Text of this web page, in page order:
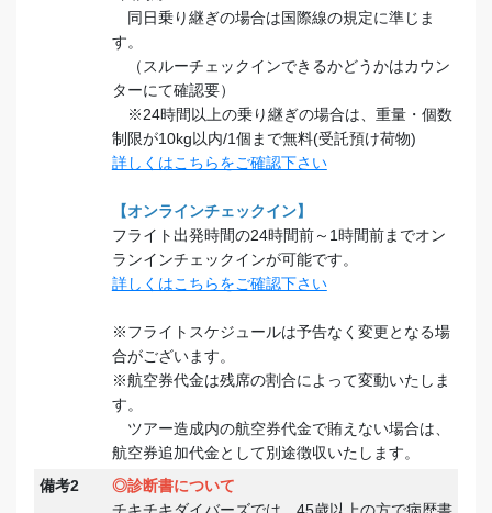
同日乗り継ぎの場合は国際線の規定に準じま
す。
（スルーチェックインできるかどうかはカウン
ターにて確認要）
※24時間以上の乗り継ぎの場合は、重量・個数
制限が10kg以内/1個まで無料(受託預け荷物)
詳しくはこちらをご確認下さい
【オンラインチェックイン】
フライト出発時間の24時間前～1時間前までオン
ランインチェックインが可能です。
詳しくはこちらをご確認下さい
※フライトスケジュールは予告なく変更となる場
合がございます。
※航空券代金は残席の割合によって変動いたしま
す。
ツアー造成内の航空券代金で賄えない場合は、
航空券追加代金として別途徴収いたします。
備考2
◎診断書について
チキチキダイバーズでは、45歳以上の方で病歴書